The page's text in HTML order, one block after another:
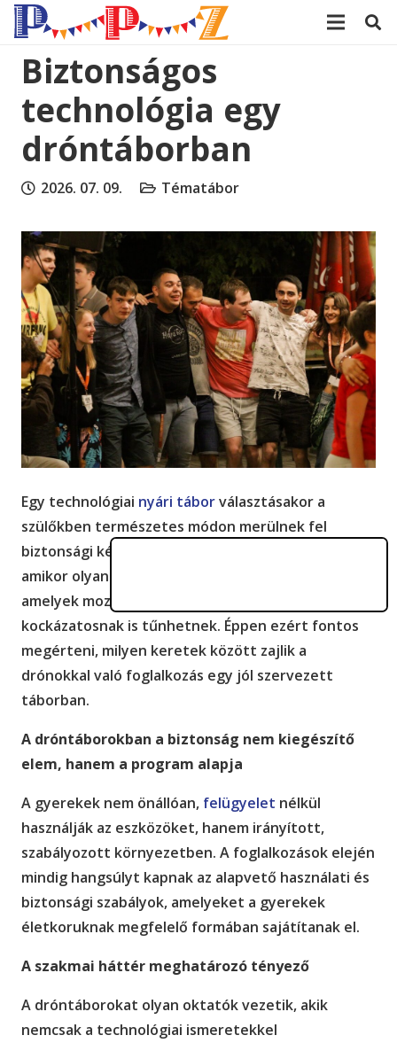
Biztonságos
technológia egy
dróntáborban
2026. 07. 09. Tématábor
Egy technológiai nyári táborválasztásakor a
szülőkben természetes módon merülnek fel
biztonsági kérdések. Különösen igaz ez akkor,
amikor olyan eszközökről van szó, mint a drónok,
amelyek mozgásban vannak, és elsőre akár
kockázatosnak is tűnhetnek. Éppen ezért fontos
megérteni, milyen keretek között zajlik a
drónokkal való foglalkozás egy jól szervezett
táborban.
A dróntáborokban a biztonság nem kiegészítő
elem, hanem a program alapja
A gyerekek nem önállóan, felügyelet nélkül
használják az eszközöket, hanem irányított,
szabályozott környezetben. A foglalkozások elején
mindig hangsúlyt kapnak az alapvető használati és
biztonsági szabályok, amelyeket a gyerekek
életkoruknak megfelelő formában sajátítanak el.
A szakmai háttér meghatározó tényező
A dróntáborokat olyan oktatók vezetik, akik
nemcsak a technológiai ismeretekkel
modal-check